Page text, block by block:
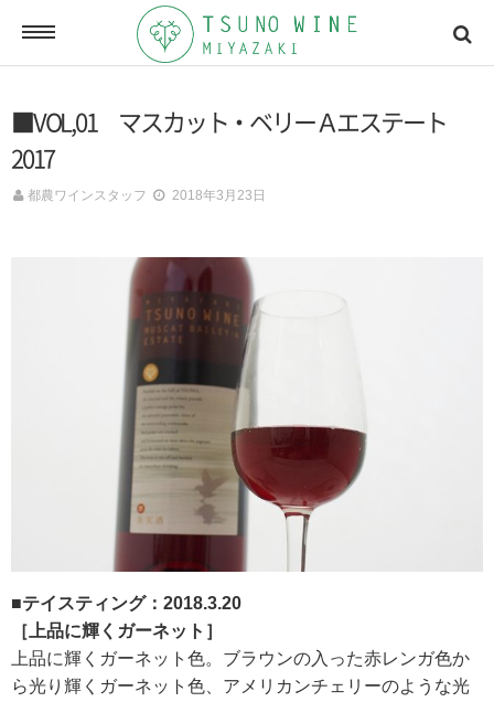
ONLINE SHOP
オンラインショッピング
アクセスマップ
お問い合わせ
DATA
会社概要
■VOL,01 マスカット・ベリーＡエステート
2017
都農ワインスタッフ 2018年3月23日
■テイスティング：2018.3.20
［上品に輝くガーネット］
上品に輝くガーネット色。ブラウンの入った赤レンガ色か
ら光り輝くガーネット色、アメリカンチェリーのような光